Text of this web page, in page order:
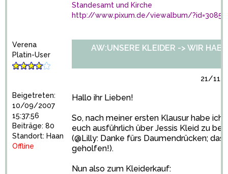
Standesamt und Kirche
http://www.pixum.de/viewalbum/
Verena
Platin-User
Beigetreten:
10/09/2007
15:37:56
Beiträge: 80
Standort: Haan
Offline
AW:UNSERE KLEIDER -> WIR
21/11/
Hallo ihr Lieben!
So, nach meiner ersten Klausur habe ich
euch ausführlich über Jessis Kleid zu
(@Lilly: Danke fürs Daumendrücken; das
geholfen!).
Nun also zum Kleiderkauf: